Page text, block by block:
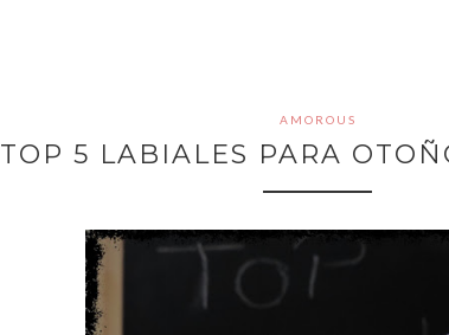
AMOROUS
TOP 5 LABIALES PARA